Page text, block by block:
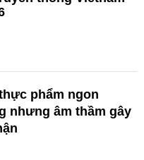
phẩm ngon
nhưng âm thầm gây